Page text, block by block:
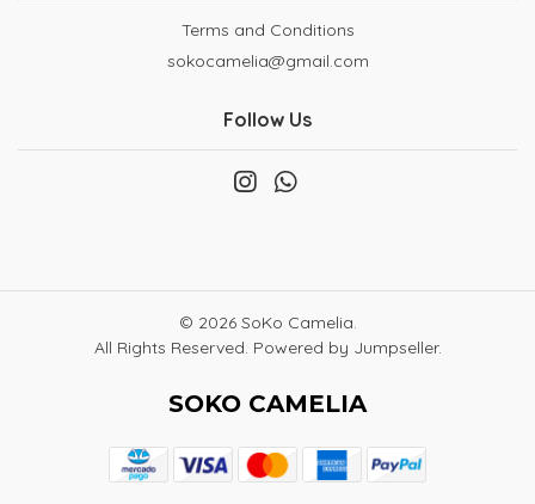
Terms and Conditions
sokocamelia@gmail.com
Follow Us
© 2026 SoKo Camelia.
All Rights Reserved. Powered by Jumpseller.
SOKO CAMELIA